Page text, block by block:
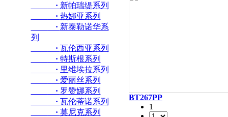
· 新帕瑞缇系列
· 热娜亚系列
· 新泰勒诺华系
列
· 瓦伦西亚系列
· 特斯根系列
· 里维埃拉系列
· 爱丽丝系列
· 罗赞娜系列
· 瓦伦蒂诺系列
· 莫尼克系列
BT267PP
1